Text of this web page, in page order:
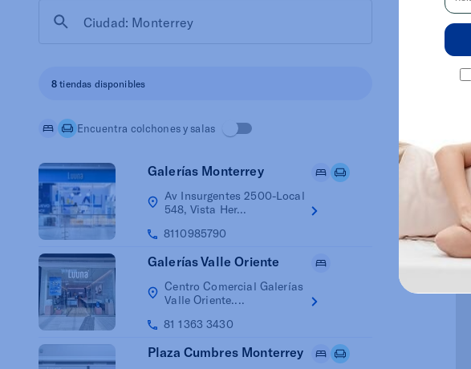
8 tiendas disponibles
Encuentra colchones y salas
Galerías Monterrey
Av Insurgentes 2500-Local
548, Vista Her...
8110985790
Galerías Valle Oriente
Centro Comercial Galerías
Valle Oriente....
81 1363 3430
Plaza Cumbres Monterrey